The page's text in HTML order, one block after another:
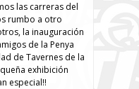
las carreras del
rumbo a otro
la inauguración
de la Penya
de Tavernes de la
exhibición
especial!!